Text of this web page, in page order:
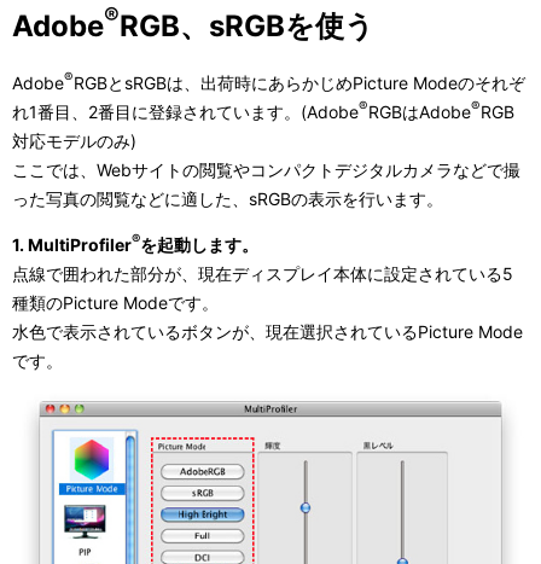
Adobe®RGB、sRGBを使う
Adobe®RGBとsRGBは、出荷時にあらかじめPicture Modeのそれぞ
れ1番目、2番目に登録されています。(Adobe®RGBはAdobe®RGB
対応モデルのみ)
ここでは、Webサイトの閲覧やコンパクトデジタルカメラなどで撮
った写真の閲覧などに適した、sRGBの表示を行います。
1. MultiProfiler®を起動します。
点線で囲われた部分が、現在ディスプレイ本体に設定されている5
種類のPicture Modeです。
水色で表示されているボタンが、現在選択されているPicture Mode
です。